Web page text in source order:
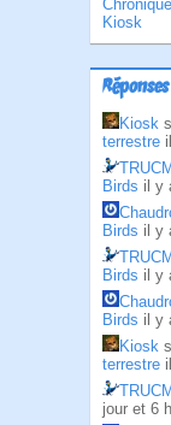
Kiosk
Kiosk
terrestre
Birds il y
Birds il y
Birds il y
Birds il y
Kiosk
terrestre
jour et 6